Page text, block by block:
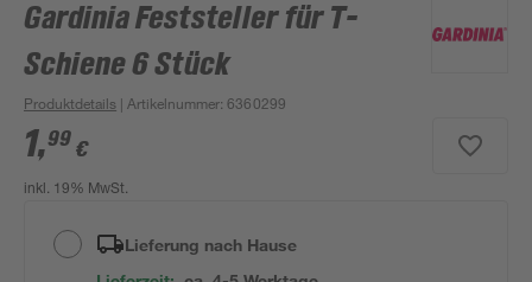
Gardinia Feststeller für T-
Schiene 6 Stück
Produktdetails | Artikelnummer:6360299
1,99 €
inkl. 19% MwSt.
Lieferung nach Hause